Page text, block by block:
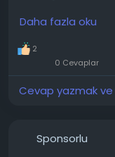
Merhaba
sürümlerini
Mozilla
sinirlendiren şey,
genişlik, yazı tipi
Daha fazla oku
2
0 Cevaplar
Cevap yazmak ve
Sponsorlu